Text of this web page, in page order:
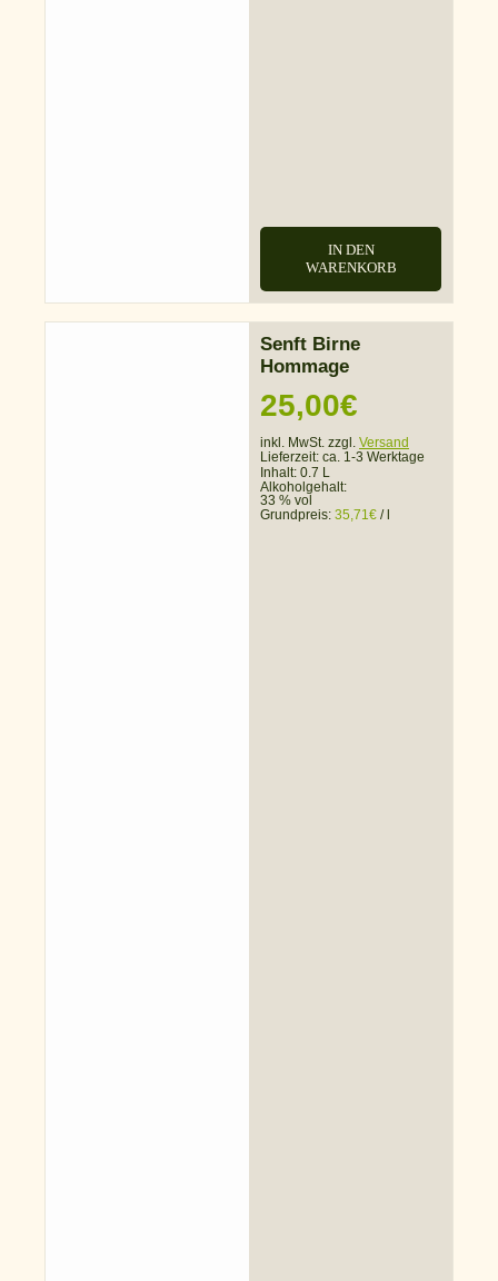
IN DEN
WARENKORB
Senft Birne
Hommage
25,00€
inkl. MwSt. zzgl. Versand
Lieferzeit: ca. 1-3 Werktage
Inhalt: 0.7 L
Alkoholgehalt:
33 % vol
Grundpreis: 35,71€ /